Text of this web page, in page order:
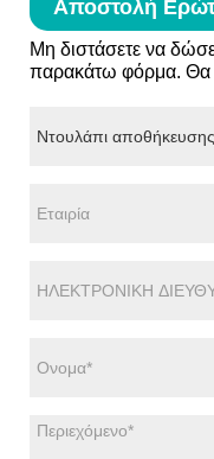
Αποστολή
Μη διστάσετε να
παρακάτω φόρμα. Θα